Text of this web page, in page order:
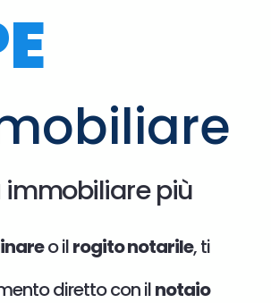
immobiliare più
o ilrogito notarile, ti
diretto con ilnotaio